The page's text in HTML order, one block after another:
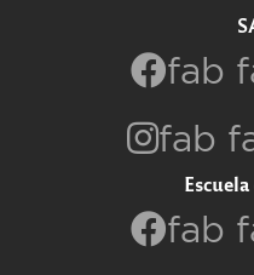
fab
fab
fab